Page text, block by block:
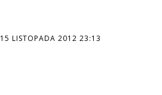
15 LISTOPADA 2012 23:13